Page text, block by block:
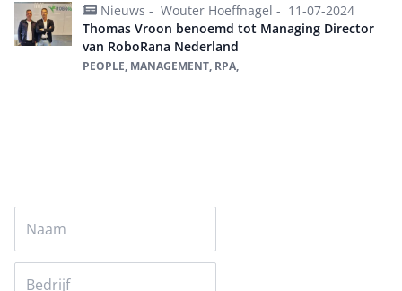
Nieuws - Wouter Hoeffnagel - 11-07-2024
Thomas Vroon benoemd tot Managing Director
van RoboRana Nederland
PEOPLE, MANAGEMENT, RPA,